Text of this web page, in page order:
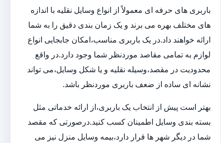
باربری های حرفه ای معمولاً از انواع وسایل نقلیه با اندازه
های مختلف بهره می برند و یک زمان بندی دقیق را به شما
ارائه خواهند داد.در یک باربری مناسب،امکان جابجایی انواع
لوازم به تمامی مقاصد موردنظر شما وجود دارد.در واقع
محدودیت در مقصد،وسیله نقلیه و یا شکل وسایل،می تواند
نشانه ای ساده از ضعف باربری موردنظر باشد.
بهتر است پیش از انتخاب یک باربری،از ارائه خدماتی مثل
بسته بندی وسایل اطمینان کسب کنید.درصورتی که مقصد
شما در دیگر شهر ها قرار دارد،بیمه وسایل منزل نیز می